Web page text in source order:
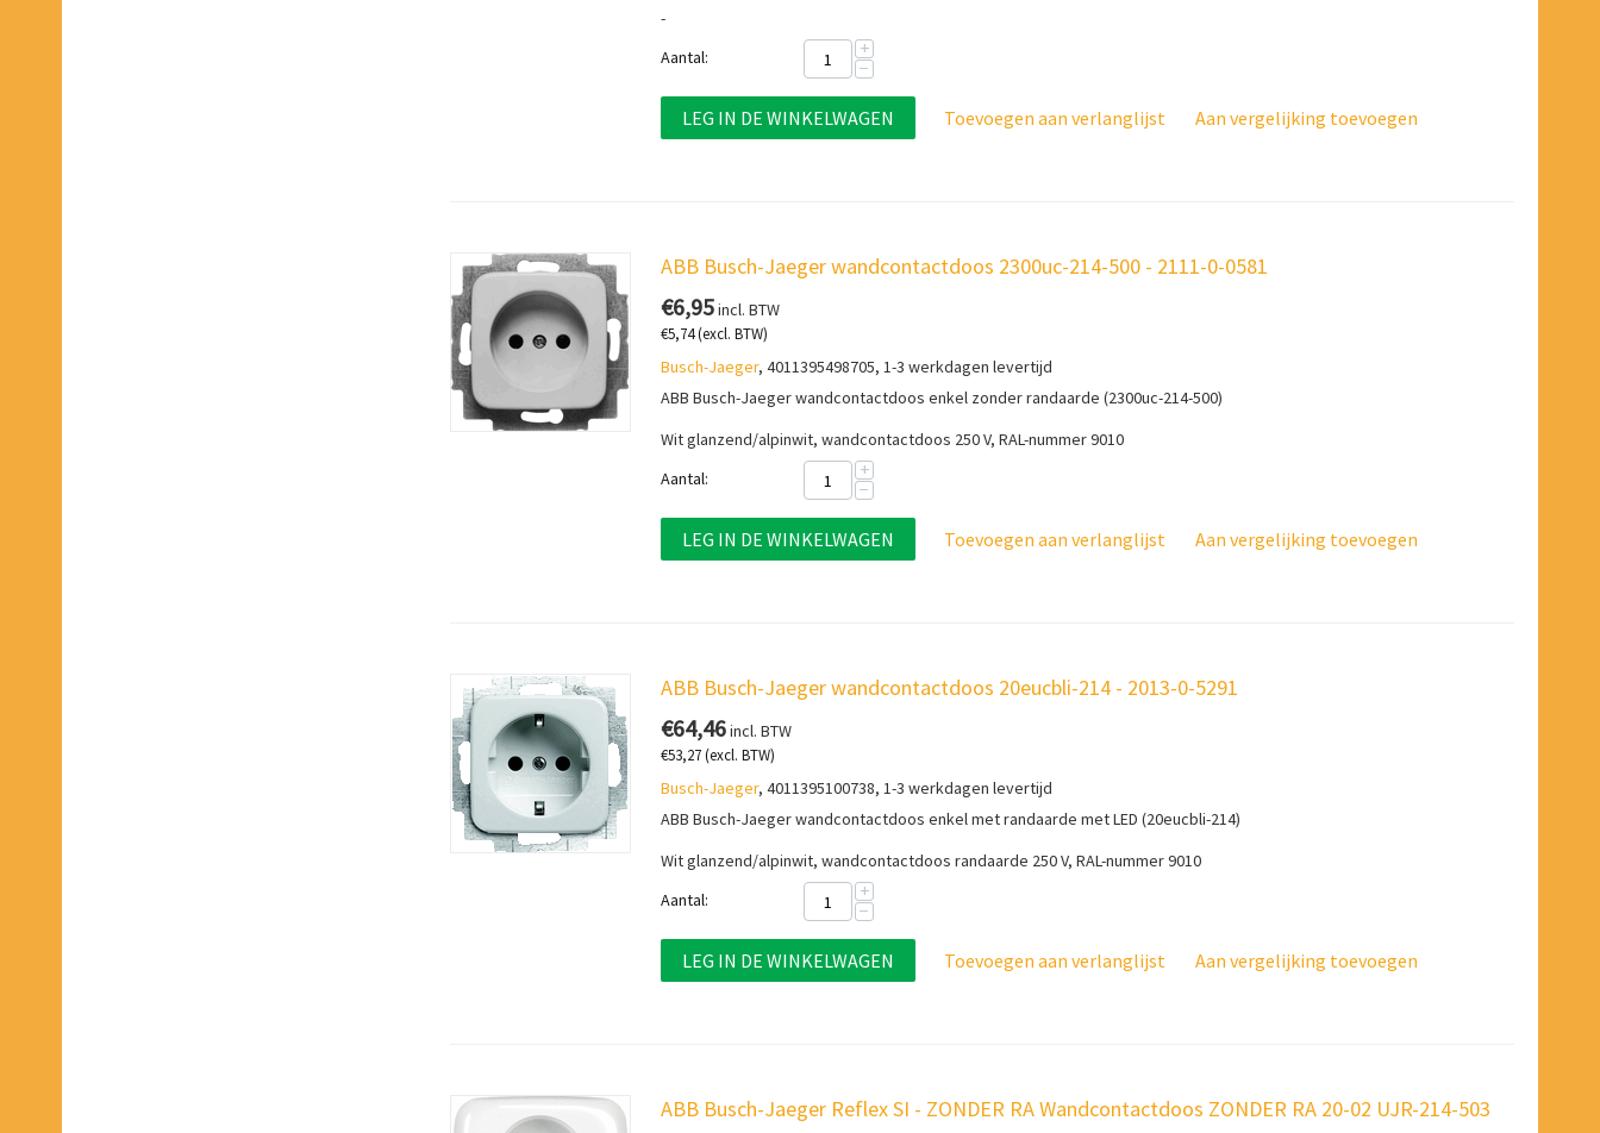
-
Aantal:
+
−
LEG IN DE WINKELWAGEN Toevoegen aan verlanglijst Aan vergelijking toevoegen
ABB Busch-Jaeger wandcontactdoos 2300uc-214-500 - 2111-0-0581
€6,95incl. BTW
€5,74(excl. BTW)
Busch-Jaeger, 4011395498705, 1-3 werkdagen levertijd
ABB Busch-Jaeger wandcontactdoos enkel zonder randaarde (2300uc-214-500)
Wit glanzend/alpinwit, wandcontactdoos 250 V, RAL-nummer 9010
Aantal:
+
−
LEG IN DE WINKELWAGEN Toevoegen aan verlanglijst Aan vergelijking toevoegen
ABB Busch-Jaeger wandcontactdoos 20eucbli-214 - 2013-0-5291
€64,46incl. BTW
€53,27(excl. BTW)
Busch-Jaeger, 4011395100738, 1-3 werkdagen levertijd
ABB Busch-Jaeger wandcontactdoos enkel met randaarde met LED (20eucbli-214)
Wit glanzend/alpinwit, wandcontactdoos randaarde 250 V, RAL-nummer 9010
Aantal:
+
−
LEG IN DE WINKELWAGEN Toevoegen aan verlanglijst Aan vergelijking toevoegen
ABB Busch-Jaeger Reflex SI - ZONDER RA Wandcontactdoos ZONDER RA 20-02 UJR-214-503